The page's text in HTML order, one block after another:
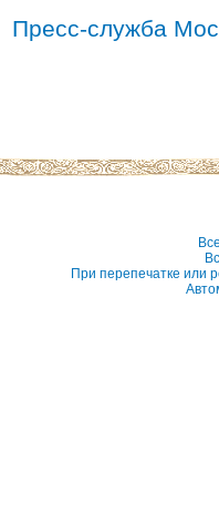
Пресс-служба
При перепечатке или